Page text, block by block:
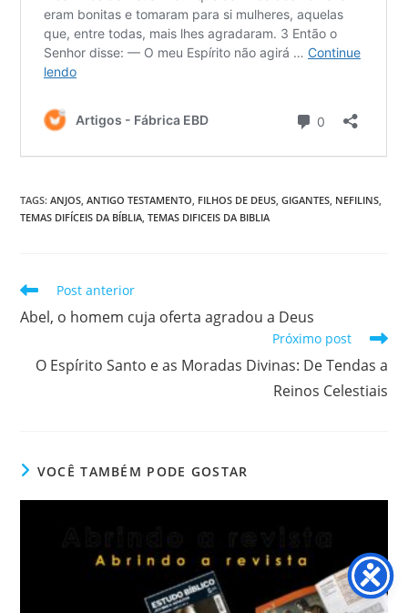
TAGS:ANJOS ANTIGO TESTAMENTO FILHOS DE DEUS GIGANTES NEFILINS
TEMAS DIFÍCEIS DA BÍBLIA TEMAS DIFICEIS DA BIBLIA
Post anterior
Abel, o homem cuja oferta agradou a Deus
Próximo post
O Espírito Santo e as Moradas Divinas: De Tendas a
Reinos Celestiais
VOCÊ TAMBÉM PODE GOSTAR